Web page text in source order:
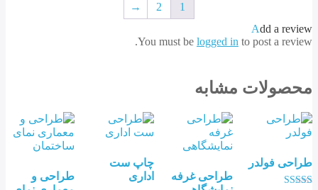
2
→
Add a
You must belogged into post a
مشابه
فولدر
طراحی غرفه
چاپ ست
اداری
طراحی و